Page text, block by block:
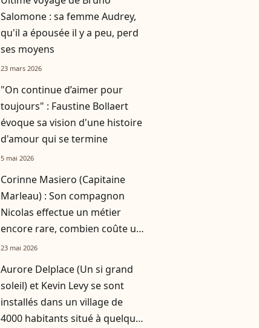
Salomone : sa femme Audrey,
qu'il a épousée il y a peu, perd
ses moyens
23 mars 2026
"On continue d’aimer pour
toujours" : Faustine Bollaert
évoque sa vision d'une histoire
d'amour qui se termine
5 mai 2026
Corinne Masiero (Capitaine
Marleau) : Son compagnon
Nicolas effectue un métier
encore rare, combien coûte un
week-end bien-être à ses côtés
23 mai 2026
Aurore Delplace (Un si grand
soleil) et Kevin Levy se sont
installés dans un village de
4000 habitants situé à quelques